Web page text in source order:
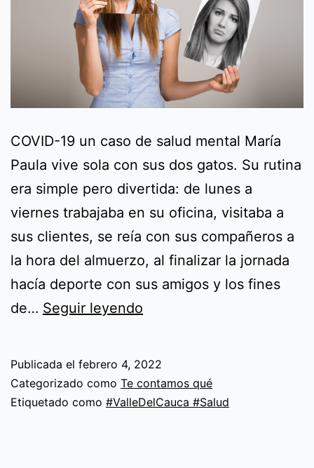
COVID-19 un caso de salud mental María
Paula vive sola con sus dos gatos. Su rutina
era simple pero divertida: de lunes a
viernes trabajaba en su oficina, visitaba a
sus clientes, se reía con sus compañeros a
la hora del almuerzo, al finalizar la jornada
hacía deporte con sus amigos y los fines
de… Seguir leyendo
caso
de
Publicada el febrero 4, 2022
Categorizado como Te contamos qué
Etiquetado como #ValleDelCauca #Salud